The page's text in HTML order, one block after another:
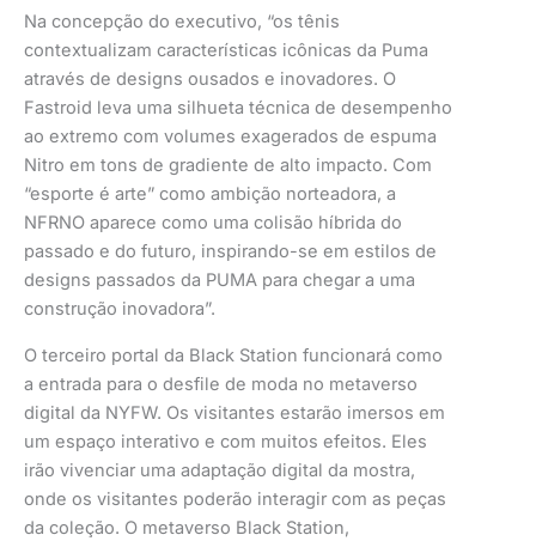
Na concepção do executivo, “os tênis
contextualizam características icônicas da Puma
através de designs ousados e inovadores. O
Fastroid leva uma silhueta técnica de desempenho
ao extremo com volumes exagerados de espuma
Nitro em tons de gradiente de alto impacto. Com
“esporte é arte” como ambição norteadora, a
NFRNO aparece como uma colisão híbrida do
passado e do futuro, inspirando-se em estilos de
designs passados da PUMA para chegar a uma
construção inovadora”.
O terceiro portal da Black Station funcionará como
a entrada para o desfile de moda no metaverso
digital da NYFW. Os visitantes estarão imersos em
um espaço interativo e com muitos efeitos. Eles
irão vivenciar uma adaptação digital da mostra,
onde os visitantes poderão interagir com as peças
da coleção. O metaverso Black Station,